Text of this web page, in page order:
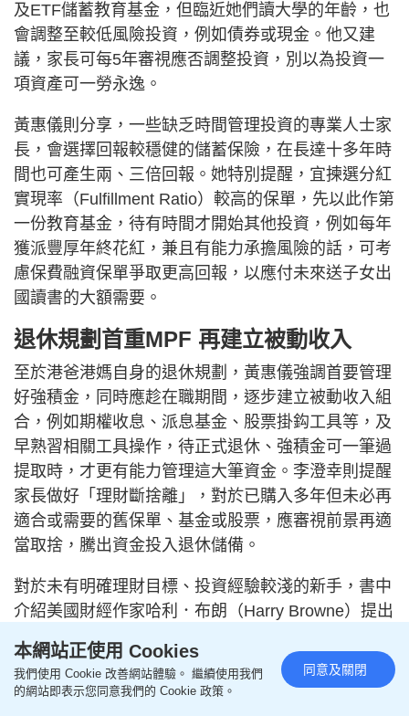
及ETF儲蓄教育基金，但臨近她們讀大學的年齡，也
會調整至較低風險投資，例如債券或現金。他又建
議，家長可每5年審視應否調整投資，別以為投資一
項資產可一勞永逸。
黃惠儀則分享，一些缺乏時間管理投資的專業人士家
長，會選擇回報較穩健的儲蓄保險，在長達十多年時
間也可產生兩、三倍回報。她特別提醒，宜揀選分紅
實現率（Fulfillment Ratio）較高的保單，先以此作第
一份教育基金，待有時間才開始其他投資，例如每年
獲派豐厚年終花紅，兼且有能力承擔風險的話，可考
慮保費融資保單爭取更高回報，以應付未來送子女出
國讀書的大額需要。
退休規劃首重MPF 再建立被動收入
至於港爸港媽自身的退休規劃，黃惠儀強調首要管理
好強積金，同時應趁在職期間，逐步建立被動收入組
合，例如期權收息、派息基金、股票掛鈎工具等，及
早熟習相關工具操作，待正式退休、強積金可一筆過
提取時，才更有能力管理這大筆資金。李澄幸則提醒
家長做好「理財斷捨離」，對於已購入多年但未必再
適合或需要的舊保單、基金或股票，應審視前景再適
當取捨，騰出資金投入退休儲備。
對於未有明確理財目標、投資經驗較淺的新手，書中
介紹美國財經作家哈利．布朗（Harry Browne）提出
的「永久組合」（Permanent Portfolio）概念供家長
參考。該組合將資產平均分為四類，包括美國股票、
美國債券、黃金（或商品）及現金，各佔資產配置的
本網站正使用 Cookies
我們使用 Cookie 改善網站體驗。 繼續使用我們
的網站即表示您同意我們的 Cookie 政策。
同意及關閉